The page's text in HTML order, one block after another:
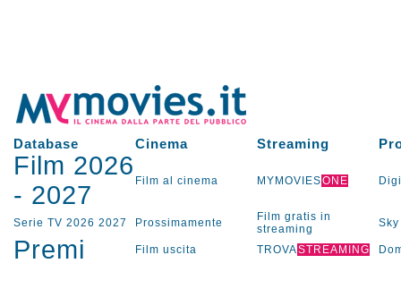
Database Cinema Streaming
Film 2026
- 2027 Film al cinema MYMOVIESONE
Serie TV 2026 2027 Prossimamente
Film gratis in
streaming
Sky
Premi Film uscita TROVASTREAMING